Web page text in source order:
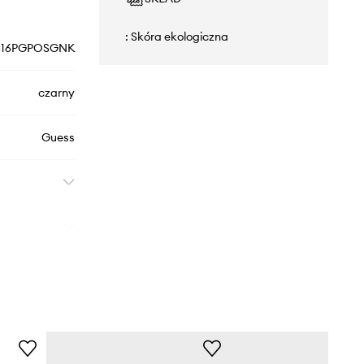
czarny
Guess
: Skóra ekologiczna